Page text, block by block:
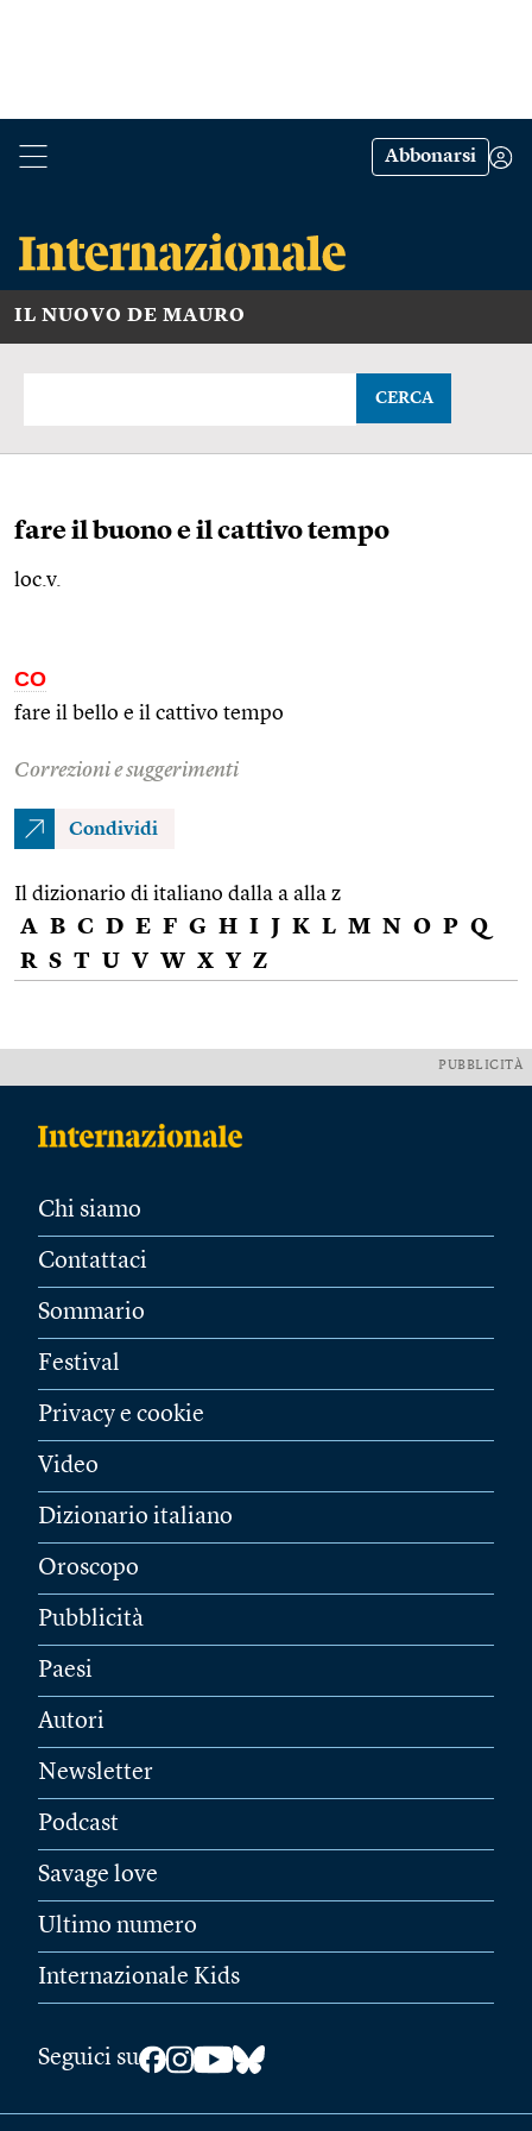
Abbonarsi
IL NUOVO DE MAURO
CERCA
fare il buono e il cattivo tempo
loc.v.
CO
fare il bello e il cattivo tempo
Correzioni e suggerimenti
Condividi
Il dizionario di italiano dalla a alla z
A B C D E F G H I J K L M N O P Q
R S T U V W X Y Z
PUBBLICITÀ
Chi siamo
Contattaci
Sommario
Festival
Privacy e cookie
Video
Dizionario italiano
Oroscopo
Pubblicità
Paesi
Autori
Newsletter
Podcast
Savage love
Ultimo numero
Internazionale Kids
Seguici su